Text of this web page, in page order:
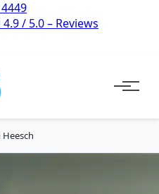
4.9 / 5.0 – Reviews